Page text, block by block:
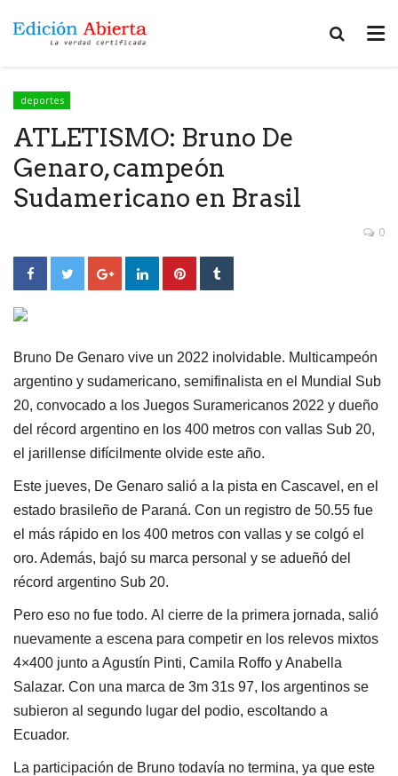
deportes
ATLETISMO: Bruno De
Genaro, campeón
Sudamericano en Brasil
0
Bruno De Genaro vive un 2022 inolvidable. Multicampeón
argentino y sudamericano, semifinalista en el Mundial Sub
20, convocado a los Juegos Suramericanos 2022 y dueño
del récord argentino en los 400 metros con vallas Sub 20,
el jarillense difícilmente olvide este año.
Este jueves, De Genaro salió a la pista en Cascavel, en el
estado brasileño de Paraná. Con un registro de 50.55 fue
el más rápido en los 400 metros con vallas y se colgó el
oro. Además, bajó su marca personal y se adueñó del
récord argentino Sub 20.
Pero eso no fue todo. Al cierre de la primera jornada, salió
nuevamente a escena para competir en los relevos mixtos
4×400 junto a Agustín Pinti, Camila Roffo y Anabella
Salazar. Con una marca de 3m 31s 97, los argentinos se
subieron al segundo lugar del podio, escoltando a
Ecuador.
La participación de Bruno todavía no termina, ya que este